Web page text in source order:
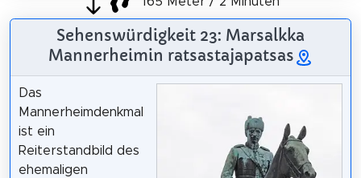
Sehenswürdigkeit 23: Marsalkka
Mannerheimin ratsastajapatsas
Das
Mannerheimdenkmal
ist ein
Reiterstandbild des
ehemaligen